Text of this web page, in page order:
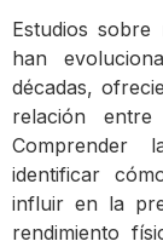
Estudios
han
décadas,
relación
Comprender
identificar
influir en la
rendimiento